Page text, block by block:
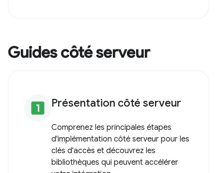
Guides côté serveur
looks_one Présentation côté serveur
Comprenez les principales étapes
d'implémentation côté serveur pour les
clés d'accès et découvrez les
bibliothèques qui peuvent accélérer